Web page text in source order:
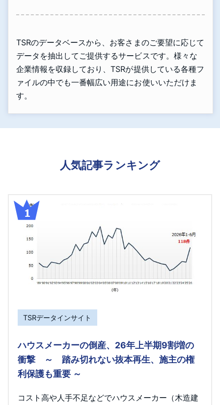
TSRのデータベースから、お客さまのご要望に応じて
データを抽出してご提供するサービスです。様々な
企業情報を収録しており、TSRが提供している各種フ
ァイルの中でも一番幅広い用途にお使いいただけま
す。
人気記事ランキング
TSRデータインサイト
ハウスメーカーの倒産、26年上半期9割増の
衝撃 ～ 踏み切れない抜本再生、施主の権
利保護も重要 ～
コスト高や人手不足などでハウスメーカー（木造建